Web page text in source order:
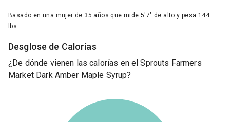
Basado en una mujer de 35 años que mide 5'7" de alto y pesa 144
lbs.
Desglose de Calorías
¿De dónde vienen las calorías en el Sprouts Farmers
Market Dark Amber Maple Syrup?